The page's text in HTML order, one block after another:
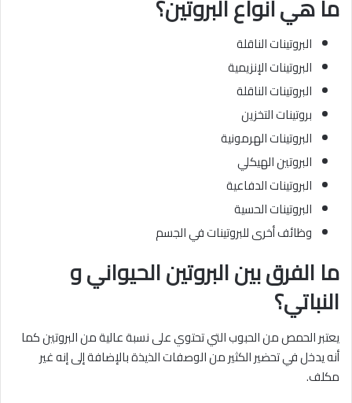
ما هي أنواع البروتين؟
البروتينات الناقلة
البروتينات الإنزيمية
البروتينات الناقلة
بروتينات التخزين
البروتينات الهرمونية
البروتين الهيكلي
البروتينات الدفاعية
البروتينات الحسية
وظائف أخرى للبروتينات في الجسم
ما الفرق بين البروتين الحيواني و
النباتي؟
يعتبر الحمص من الحبوب التي تحتوي على نسبة عالية من البروتين كما
أنه يدخل في تحضير الكثير من الوصفات الذيذة بالإضافة إلى إنه غير
مكلف.